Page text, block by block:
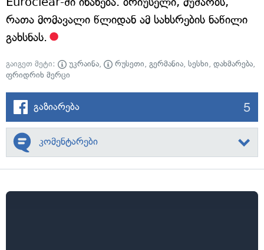
რათა მომავალი წლიდან ამ სახსრების ნაწილი
გახსნას.
გაიგეთ მეტი: უკრაინა, რუსეთი, გერმანია, სესხი, დახმარება,
ფრიდრიხ მერცი
გაზიარება 5
კომენტარები